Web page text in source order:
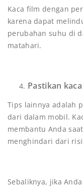
Kaca film dengan
karena dapat
perubahan suhu di
matahari.
Pastikan
Tips lainnya adalah
dari dalam mobil.
membantu Anda
menghindari dari
Sebaliknya, jika